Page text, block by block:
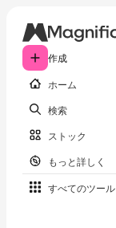
作成
ホーム
検索
ストック
もっと詳しく
すべてのツール